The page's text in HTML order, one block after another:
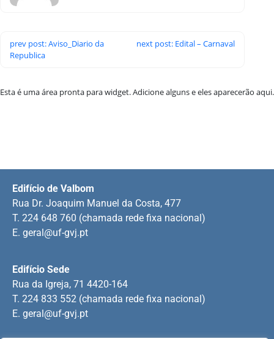
prev post: Aviso_Diario da
Republica
next post: Edital – Carnaval
Esta é uma área pronta para widget. Adicione alguns e eles aparecerão aqui.
Edifício Sede
Rua da Igreja, 71 4420-164
T. 224 833 552 (chamada rede fixa nacional)
E. geral@uf-gvj.pt
Edifício de Valbom
Rua Dr. Joaquim Manuel da Costa, 477
T. 224 648 760 (chamada rede fixa nacional)
E. geral@uf-gvj.pt